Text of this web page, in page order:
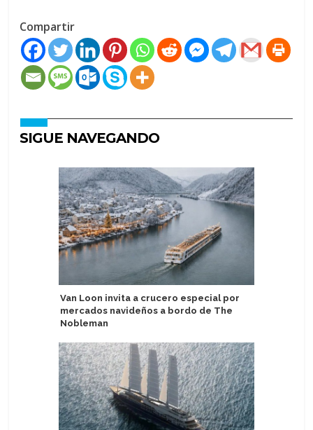
Compartir
SIGUE NAVEGANDO
Van Loon invita a crucero especial por
mercados navideños a bordo de The
Nobleman